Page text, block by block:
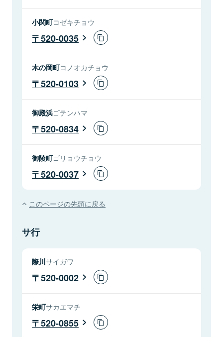
小関町コゼキチョウ
520-0035
木の岡町コノオカチョウ
520-0103
御殿浜ゴテンハマ
520-0834
御陵町ゴリョウチョウ
520-0037
このページの先頭に戻る
サ行
際川サイガワ
520-0002
栄町サカエマチ
520-0855